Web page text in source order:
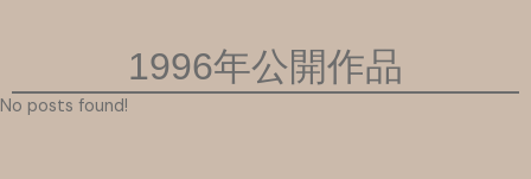
1996年公開作品
No posts found!